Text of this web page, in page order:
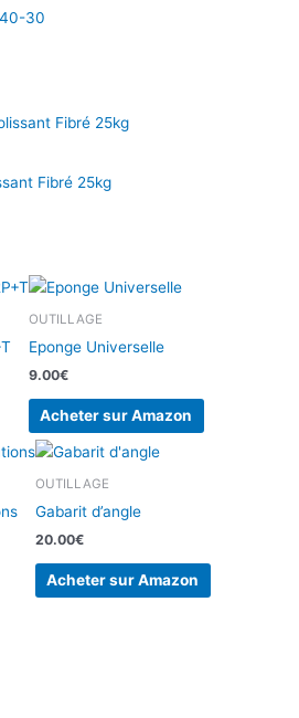
30
Fibré 25kg
OUTILLAGE
Eponge Universelle
9.00€
Acheter sur Amazon
OUTILLAGE
Gabarit d’angle
20.00€
Acheter sur Amazon